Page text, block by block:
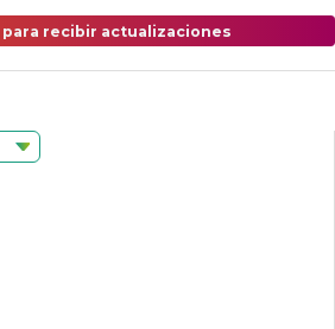
para recibir actualizaciones